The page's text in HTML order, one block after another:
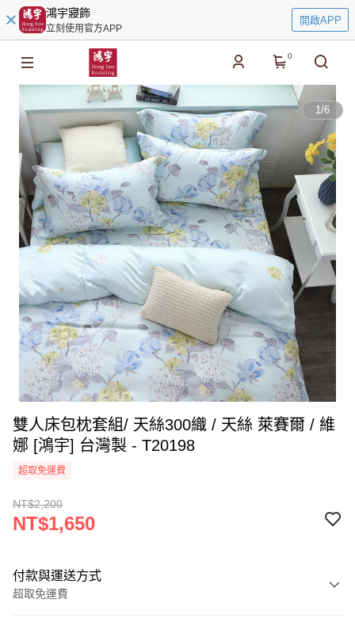
鴻宇寢飾
立刻使用官方APP
開啟APP
0
1/6
雙人床包枕套組/ 天絲300織 / 天絲 萊賽爾 / 維
娜 [鴻宇] 台灣製 - T20198
超取免運費
NT$2,200
NT$1,650
付款與運送方式
超取免運費